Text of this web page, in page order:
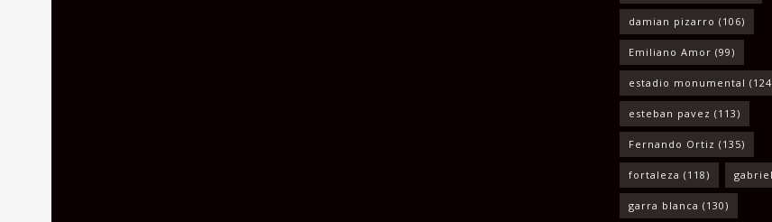
damian pizarro (106)
Emiliano Amor (99)
estadio monumental
esteban pavez (113)
Fernando Ortiz (135)
fortaleza (118)
garra blanca (130)